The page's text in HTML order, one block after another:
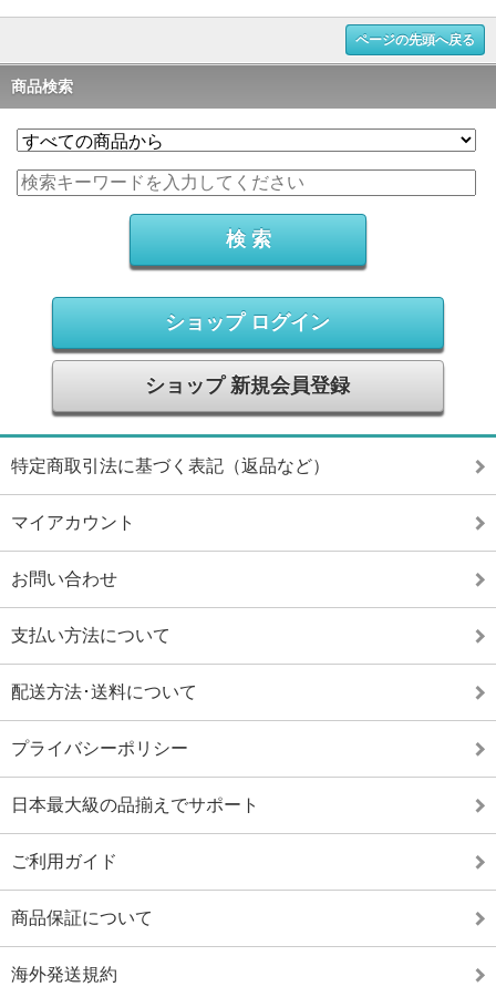
ページの先頭へ戻る
商品検索
ショップ ログイン
ショップ 新規会員登録
特定商取引法に基づく表記（返品など）
マイアカウント
お問い合わせ
支払い方法について
配送方法･送料について
プライバシーポリシー
日本最大級の品揃えでサポート
ご利用ガイド
商品保証について
海外発送規約